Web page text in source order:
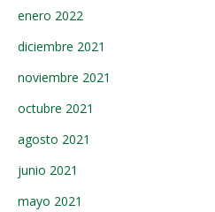
enero 2022
diciembre 2021
noviembre 2021
octubre 2021
agosto 2021
junio 2021
mayo 2021